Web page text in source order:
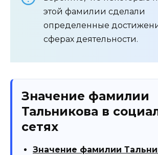
этой фамилии сделали
определенные
сферах деятельности.
Значение фамилии
Тальникова в
сетях
Значение фамилии